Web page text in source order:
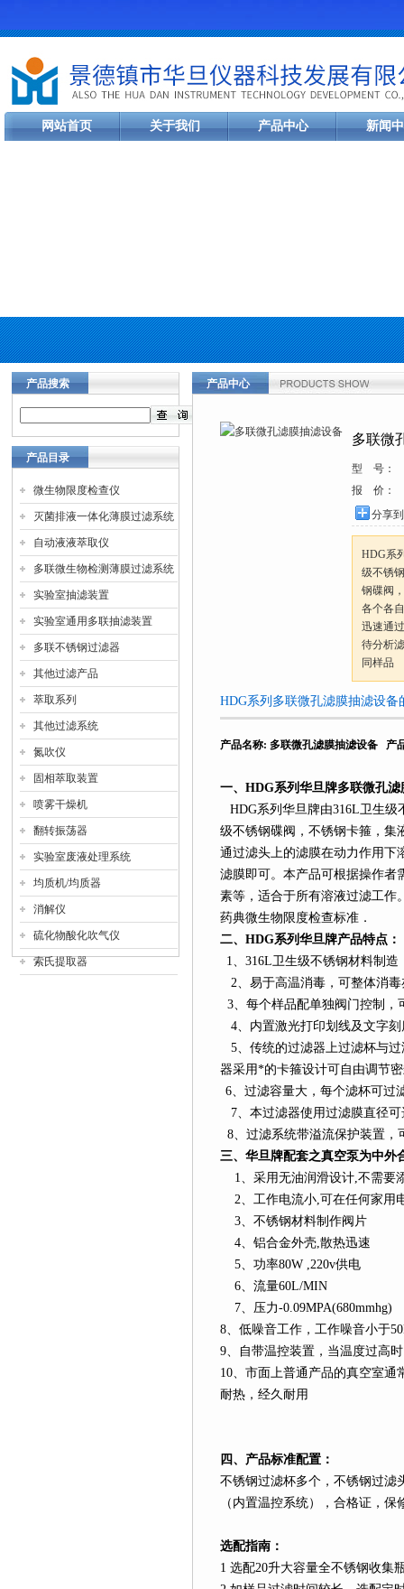
网站首页 关于我们 产品中心 新闻
产品搜索
产品目录
微生物限度检查仪
灭菌排液一体化薄膜过滤系统
自动液液萃取仪
多联微生物检测薄膜过滤系统
实验室抽滤装置
实验室通用多联抽滤装置
多联不锈钢过滤器
其他过滤产品
萃取系列
其他过滤系统
氮吹仪
固相萃取装置
喷雾干燥机
翻转振荡器
实验室废液处理系统
均质机/均质器
消解仪
硫化物酸化吹气仪
索氏提取器
产品中心
多联微
型 号：
报 价：
分享
HDG系
级不锈
钢碟阀
各个各
迅速通
待分析
同样品
HDG系列多联微孔滤膜抽滤设备
产品名称: 多联微孔滤膜抽滤设备 产
一、 HDG系列 华旦牌多联微孔
HDG系列 华旦牌由316L卫生级
级不锈钢碟阀，不锈钢卡箍，集
通过滤头上的滤膜在动力作用下
滤膜即可。本产品可根据操作者
素等，适合于所有溶液过滤工作
药典微生物限度检查标准．
二、 HDG系列 华旦牌产品特点：
1、 316L卫生级不锈钢材料制造
2、易于高温消毒，可整体消
3、每个样品配单独阀门控制，
4、内置激光打印划线及文字
5、传统的过滤器上过滤杯与
器采用*的卡箍设计可自由调节
6、过滤容量大，每个滤杯可过
7、本过滤器使用过滤膜直径可
8、过滤系统带溢流保护装置
三、华旦牌配套之真空泵为中外
1、采用无油润滑设计,不需要
2、工作电流小,可在任何家用
3、不锈钢材料制作阀片
4、铝合金外壳,散热迅速
5、功率80W ,220v供电
6、流量60L/MIN
7、压力-0.09MPA(680mmhg)
8、低噪音工作，工作噪音小于
9、自带温控装置，当温度过高
10、市面上普通产品的真空室通
耐热，经久耐用
四、产品标准配置：
不锈钢过滤杯多个，不锈钢过滤
（内置温控系统），合格证，保
选配指南：
1 选配20升大容量全不锈钢收集